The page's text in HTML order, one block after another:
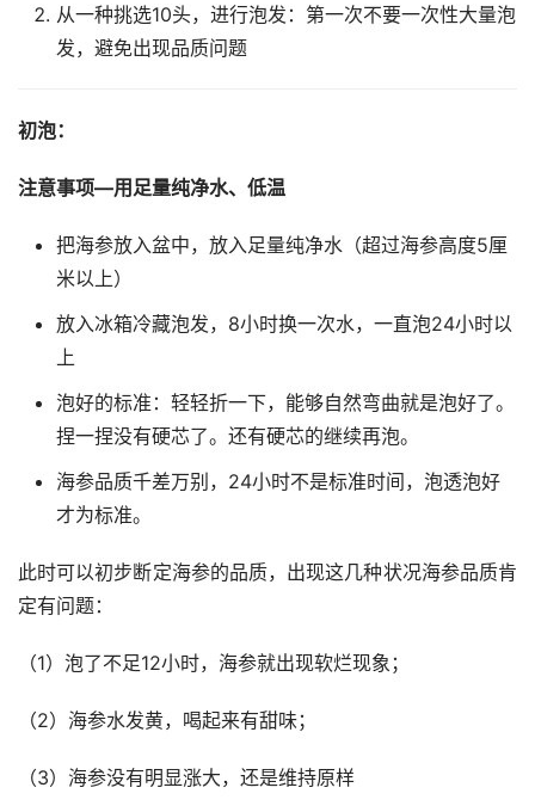
从一种挑选10头，进行泡发：第一次不要一次性大量泡
发，避免出现品质问题
初泡：
注意事项—用足量纯净水、低温
把海参放入盆中，放入足量纯净水（超过海参高度5厘
米以上）
放入冰箱冷藏泡发，8小时换一次水，一直泡24小时以
上
泡好的标准：轻轻折一下，能够自然弯曲就是泡好了。
捏一捏没有硬芯了。还有硬芯的继续再泡。
海参品质千差万别，24小时不是标准时间，泡透泡好
才为标准。
此时可以初步断定海参的品质，出现这几种状况海参品质肯
定有问题：
（1）泡了不足12小时，海参就出现软烂现象；
（2）海参水发黄，喝起来有甜味；
（3）海参没有明显涨大，还是维持原样